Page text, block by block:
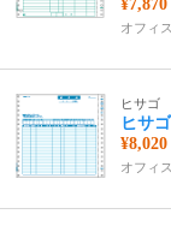
¥7,870
オフィ
ヒサゴ
ヒサ
¥8,020
オフィ